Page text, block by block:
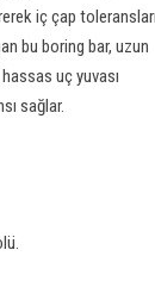
iç çap
bu boring bar, uzun
uç yuvası
sağlar.